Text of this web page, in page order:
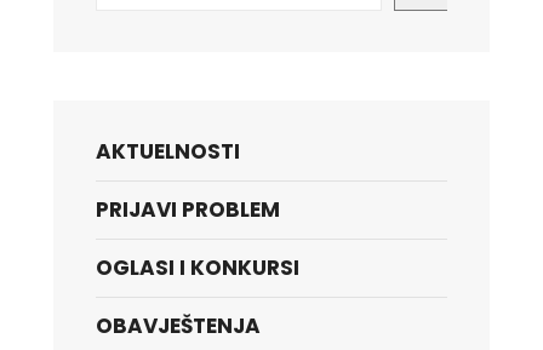
AKTUELNOSTI
PRIJAVI PROBLEM
OGLASI I KONKURSI
OBAVJEŠTENJA